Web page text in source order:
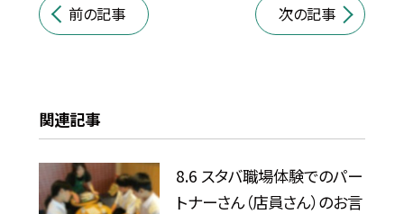
前の記事 次の記事
関連記事
8.6 スタバ職場体験でのパー
トナーさん（店員さん）のお言